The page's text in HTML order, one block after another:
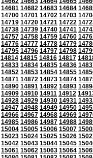
14681 14682 14683 14684
14700 14701 14702 14703
14719 14720 14721 14722
14738 14739 14740 14741
14757 14758 14759 14760
14776 14777 14778 14779
14795 14796 14797 14798
14814 14815 14816 14817
14833 14834 14835 14836
14852 14853 14854 14855
14871 14872 14873 14874
14890 14891 14892 14893
14909 14910 14911 14912
14928 14929 14930 14931
14947 14948 14949 14950
14966 14967 14968 14969
14985 14986 14987 14988
15004 15005 15006 15007
15023 15024 15025 15026
15042 15043 15044 15045
15061 15062 15063 15064